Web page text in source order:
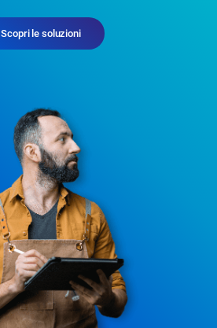
Scopri le soluzioni